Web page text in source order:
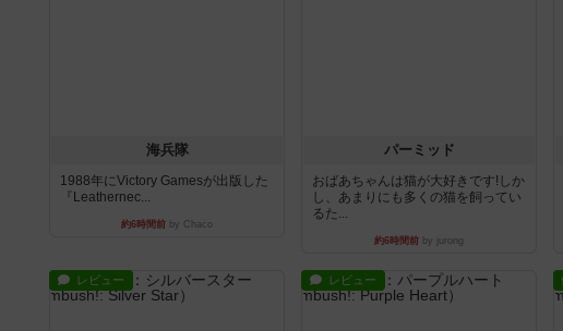
海兵隊
1988年にVictory Gamesが出版した
『Leathernec...
約6時間前 by Chaco
パーミッド
おばあちゃんは猫が大好きです!しか
し、あまりにも多くの猫を飼ってい
るた...
約6時間前 by jurong
レビュー レビュー